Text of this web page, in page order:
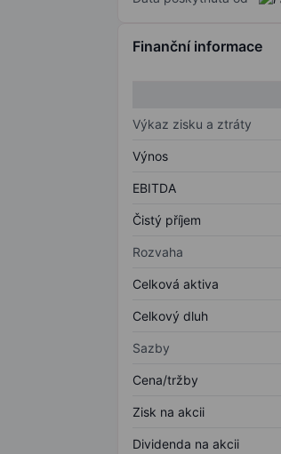
Finanční informace
Výkaz zisku a ztráty
Výnos
EBITDA
Čistý příjem
Rozvaha
Celková aktiva
Celkový dluh
Sazby
Cena/tržby
Zisk na akcii
Dividenda na akcii